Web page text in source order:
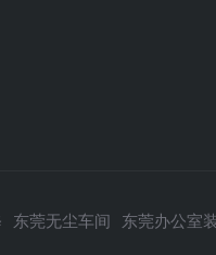
东莞无尘车间 东莞办公室